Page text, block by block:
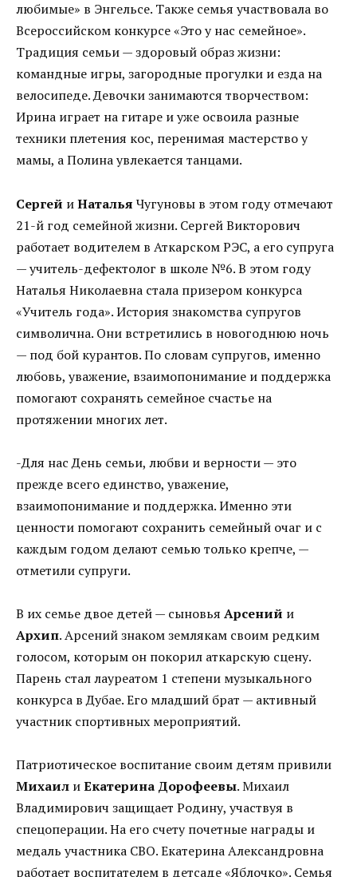
любимые» в Энгельсе. Также семья участвовала во
Всероссийском конкурсе «Это у нас семейное».
Традиция семьи — здоровый образ жизни:
командные игры, загородные прогулки и езда на
велосипеде. Девочки занимаются творчеством:
Ирина играет на гитаре и уже освоила разные
техники плетения кос, перенимая мастерство у
мамы, а Полина увлекается танцами.
Сергей иНаталья Чугуновы в этом году отмечают
21-й год семейной жизни. Сергей Викторович
работает водителем в Аткарском РЭС, а его супруга
— учитель-дефектолог в школе №6. В этом году
Наталья Николаевна стала призером конкурса
«Учитель года». История знакомства супругов
символична. Они встретились в новогоднюю ночь
— под бой курантов. По словам супругов, именно
любовь, уважение, взаимопонимание и поддержка
помогают сохранять семейное счастье на
протяжении многих лет.
-Для нас День семьи, любви и верности — это
прежде всего единство, уважение,
взаимопонимание и поддержка. Именно эти
ценности помогают сохранить семейный очаг и с
каждым годом делают семью только крепче, —
отметили супруги.
В их семье двое детей — сыновья Арсений и
Архип. Арсений знаком землякам своим редким
голосом, которым он покорил аткарскую сцену.
Парень стал лауреатом 1 степени музыкального
конкурса в Дубае. Его младший брат — активный
участник спортивных мероприятий.
Патриотическое воспитание своим детям привили
Михаил иЕкатерина Дорофеевы. Михаил
Владимирович защищает Родину, участвуя в
спецоперации. На его счету почетные награды и
медаль участника СВО. Екатерина Александровна
работает воспитателем в детсаде «Яблочко». Семья